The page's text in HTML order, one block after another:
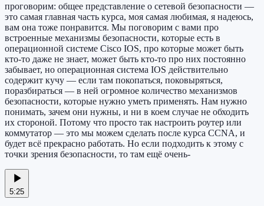
проговорим: общее представление о сетевой безопасности —
это самая главная часть курса, моя самая любимая, я надеюсь,
вам она тоже понравится. Мы поговорим с вами про
встроенные механизмы безопасности, которые есть в
операционной системе Cisco IOS, про которые может быть
кто-то даже не знает, может быть кто-то про них постоянно
забывает, но операционная система IOS действительно
содержит кучу — если там покопаться, поковыряться,
поразбираться — в ней огромное количество механизмов
безопасности, которые нужно уметь применять. Нам нужно
понимать, зачем они нужны, и ни в коем случае не обходить
их стороной. Потому что просто так настроить роутер или
коммутатор — это мы можем сделать после курса CCNA, и
будет всё прекрасно работать. Но если подходить к этому с
точки зрения безопасности, то там ещё очень-
5:25